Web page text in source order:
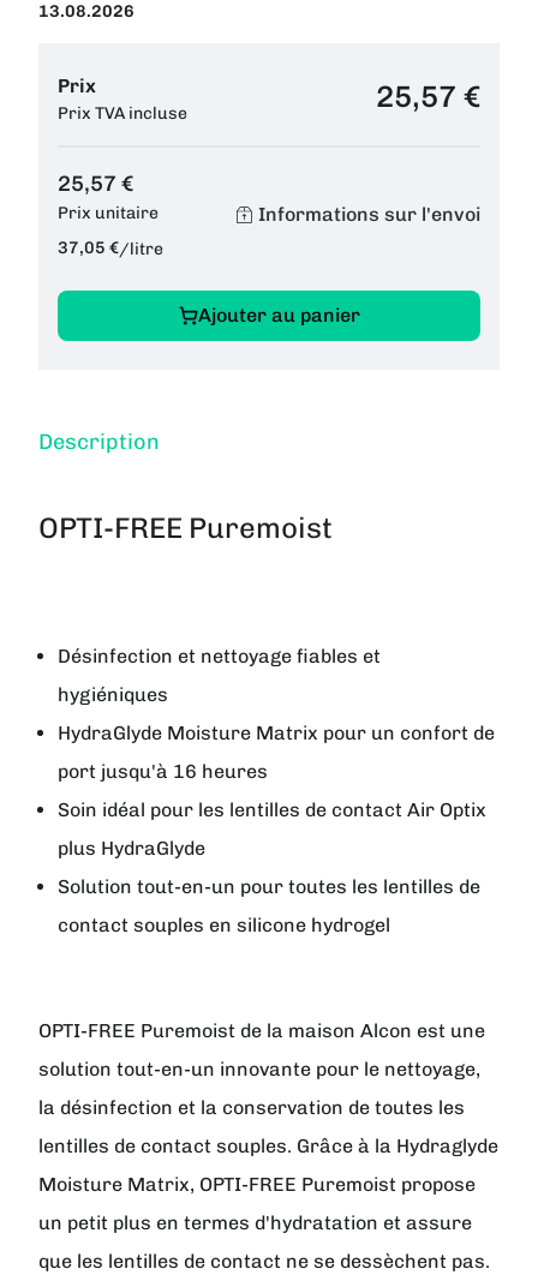
13.08.2026
Prix
Prix TVA incluse 25,57 €
25,57 €
Prix unitaire
37,05 €/litre
Informations sur l'envoi
Ajouter au panier
Description
OPTI-FREE Puremoist
Désinfection et nettoyage fiables et
hygiéniques
HydraGlyde Moisture Matrix pour un confort de
port jusqu'à 16 heures
Soin idéal pour les lentilles de contact Air Optix
plus HydraGlyde
Solution tout-en-un pour toutes les lentilles de
contact souples en silicone hydrogel
OPTI-FREE Puremoist de la maison Alcon est une
solution tout-en-un innovante pour le nettoyage,
la désinfection et la conservation de toutes les
lentilles de contact souples. Grâce à la Hydraglyde
Moisture Matrix, OPTI-FREE Puremoist propose
un petit plus en termes d'hydratation et assure
que les lentilles de contact ne se dessèchent pas.